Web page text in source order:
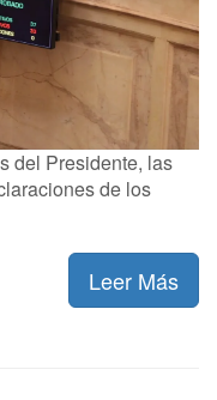
del Presidente, las
de los
Leer Más